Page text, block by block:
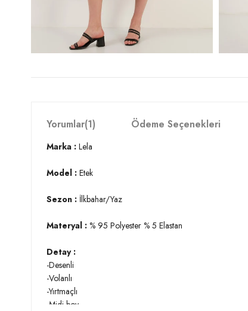
Yorumlar(1) Ödeme Seçenekleri
Marka : Lela
Model : Etek
Sezon : İlkbahar/Yaz
Materyal : % 95 Polyester % 5 Elastan
Detay :
-Desenli
-Volanlı
-Yırtmaçlı
-Midi boy